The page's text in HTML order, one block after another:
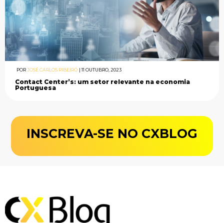
PORJOSÉ CARLOS RIBEIRO |11 OUTUBRO, 2023
Contact Center’s: um setor relevante na economia
Portuguesa
INSCREVA-SE NO CXBLOG